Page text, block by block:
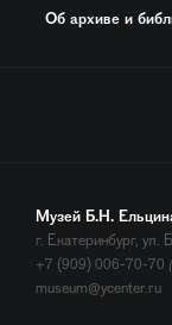
Об архиве и
Музей Б.Н.
г. Екатеринбург, ул.
+7 (909) 006-70-70
museum@ycenter.ru